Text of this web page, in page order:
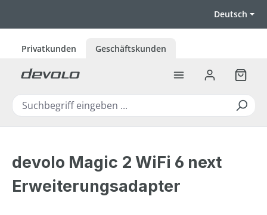
Deutsch
Privatkunden Geschäftskunden
devolo Magic 2 WiFi 6 next
Erweiterungsadapter